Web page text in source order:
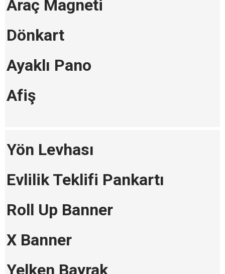
Araç Magneti
Dönkart
Ayaklı Pano
Afiş
Yön Levhası
Evlilik Teklifi Pankartı
Roll Up Banner
X Banner
Yelken Bayrak